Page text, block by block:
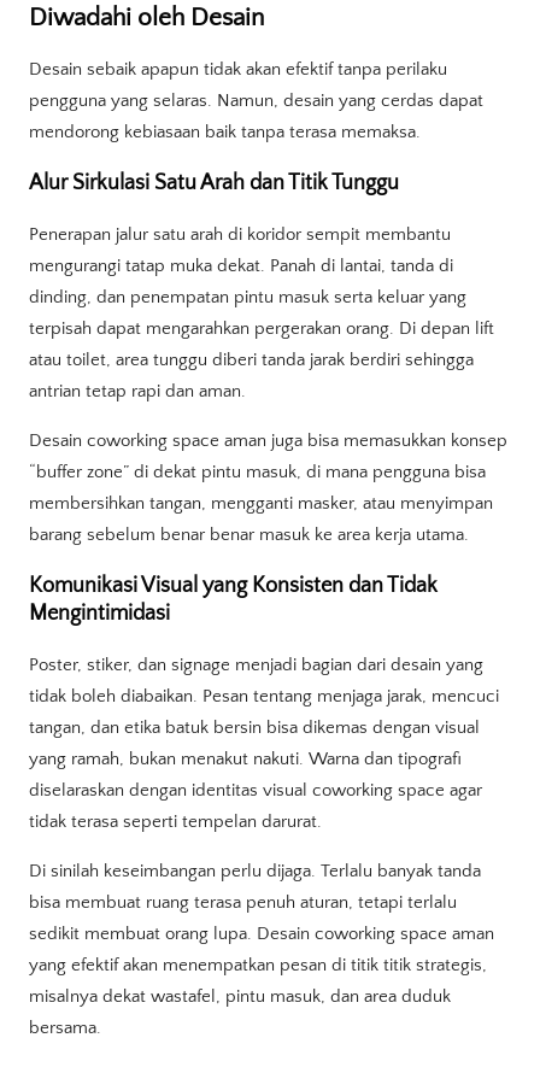
Diwadahi oleh Desain
Desain sebaik apapun tidak akan efektif tanpa perilaku
pengguna yang selaras. Namun, desain yang cerdas dapat
mendorong kebiasaan baik tanpa terasa memaksa.
Alur Sirkulasi Satu Arah dan Titik Tunggu
Penerapan jalur satu arah di koridor sempit membantu
mengurangi tatap muka dekat. Panah di lantai, tanda di
dinding, dan penempatan pintu masuk serta keluar yang
terpisah dapat mengarahkan pergerakan orang. Di depan lift
atau toilet, area tunggu diberi tanda jarak berdiri sehingga
antrian tetap rapi dan aman.
Desain coworking space aman juga bisa memasukkan konsep
“buffer zone” di dekat pintu masuk, di mana pengguna bisa
membersihkan tangan, mengganti masker, atau menyimpan
barang sebelum benar benar masuk ke area kerja utama.
Komunikasi Visual yang Konsisten dan Tidak
Mengintimidasi
Poster, stiker, dan signage menjadi bagian dari desain yang
tidak boleh diabaikan. Pesan tentang menjaga jarak, mencuci
tangan, dan etika batuk bersin bisa dikemas dengan visual
yang ramah, bukan menakut nakuti. Warna dan tipografi
diselaraskan dengan identitas visual coworking space agar
tidak terasa seperti tempelan darurat.
Di sinilah keseimbangan perlu dijaga. Terlalu banyak tanda
bisa membuat ruang terasa penuh aturan, tetapi terlalu
sedikit membuat orang lupa. Desain coworking space aman
yang efektif akan menempatkan pesan di titik titik strategis,
misalnya dekat wastafel, pintu masuk, dan area duduk
bersama.